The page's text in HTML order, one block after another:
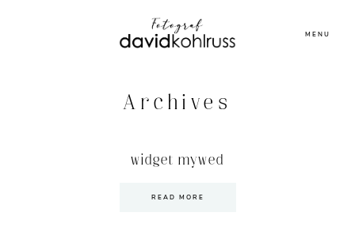
MENU
Archives
widget mywed
READ MORE